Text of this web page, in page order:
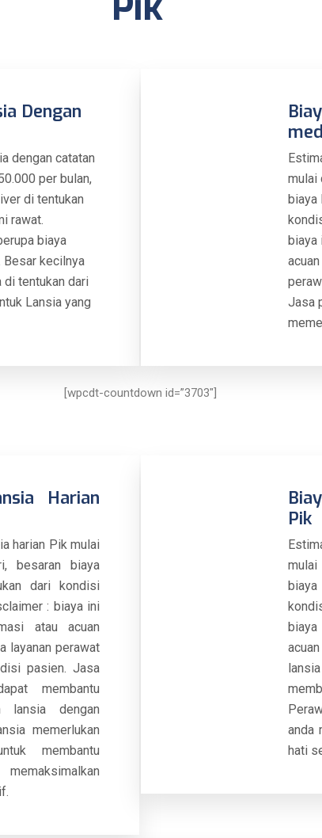
Dengan
dengan catatan
per bulan,
di tentukan
rawat.
biaya
Besar kecilnya
di tentukan dari
Lansia yang
mulai
biaya
biaya
Jasa
[wpcdt-countdown id=”3703″]
Harian
harian Pik mulai
besaran biaya
dari kondisi
: biaya ini
atau acuan
layanan perawat
pasien. Jasa
membantu
lansia dengan
memerlukan
membantu
Pik
biaya
anda
hati